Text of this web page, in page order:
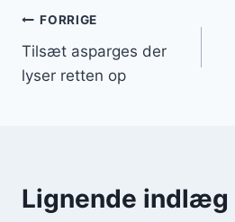
Indlægsnavigation
FORRIGE
Tilsæt asparges der
lyser retten op
Lignende indlæg